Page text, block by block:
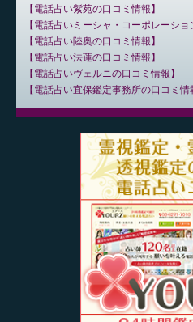
電話占い紫苑の口コミ情報
電話占いミーシャ・コーポレーショ
電話占い陸奥の口コミ情報
電話占い法蓮の口コミ情報
電話占いヴェルニの口コミ情報
電話占い宜保鑑定事務所の口コミ情